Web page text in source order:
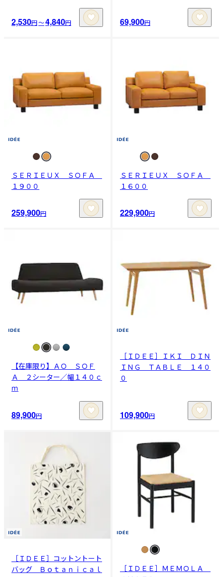
2,530円〜4,840円 69,900円
ＳＥＲＩＥＵＸ ＳＯＦＡ
１９００
259,900円
ＳＥＲＩＥＵＸ ＳＯＦＡ
１６００
229,900円
【在庫限り】ＡＯ ＳＯＦ
Ａ ２シーター／幅１４０ｃ
ｍ
89,900円
［ＩＤＥＥ］ＩＫＩ ＤＩＮ
ＩＮＧ ＴＡＢＬＥ １４０
０
109,900円
［ＩＤＥＥ］コットントート
バッグ Ｂｏｔａｎｉｃａｌ
［ＩＤＥＥ］ＭＥＭＯＬＡ